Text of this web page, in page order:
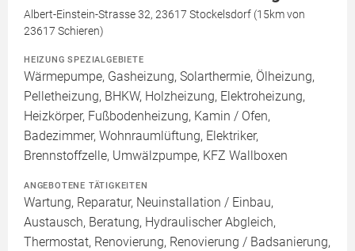
Albert-Einstein-Strasse 32, 23617 Stockelsdorf (15km von
23617 Schieren)
HEIZUNG SPEZIALGEBIETE
Wärmepumpe, Gasheizung, Solarthermie, Ölheizung,
Pelletheizung, BHKW, Holzheizung, Elektroheizung,
Heizkörper, Fußbodenheizung, Kamin / Ofen,
Badezimmer, Wohnraumlüftung, Elektriker,
Brennstoffzelle, Umwälzpumpe, KFZ Wallboxen
ANGEBOTENE TÄTIGKEITEN
Wartung, Reparatur, Neuinstallation / Einbau,
Austausch, Beratung, Hydraulischer Abgleich,
Thermostat, Renovierung, Renovierung / Badsanierung,